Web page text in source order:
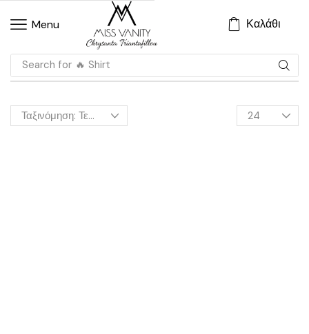
Menu Καλάθι
Search for 🔥 Shirt